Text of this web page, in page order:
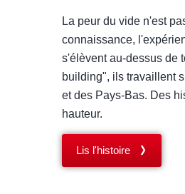
La peur du vide n'est
connaissance,
s'élèvent au-dessus de
building", ils travaillent
et des Pays-Bas. Des
hauteur.
Lis l'histoire